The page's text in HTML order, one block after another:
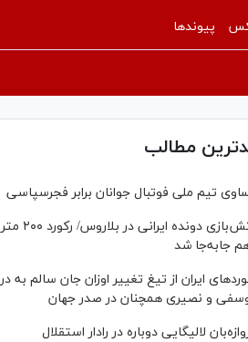
پیوندها
مطالب
تیم ملی فوتبال جوانان برابر فجرسپاسی
آتش‌بازی دونده ایرانی در بلاروس/ رکورد ۲۰۰ متر
هم جابه‌جا شد
ایران از تیغ تغییر اوزان جان سالم به در
و نصیری همچنان در صدر جهان
لالیگایی دوباره در رادار استقلال